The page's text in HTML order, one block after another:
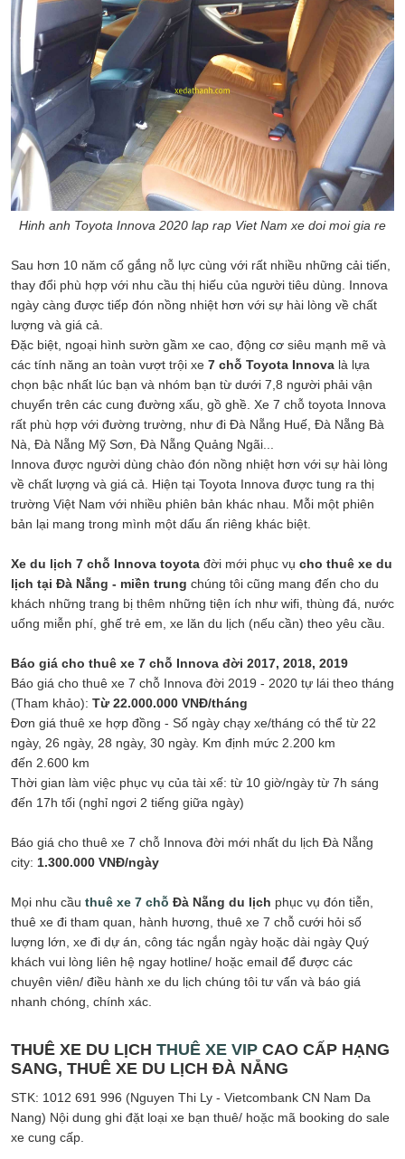
Hinh anh Toyota Innova 2020 lap rap Viet Nam xe doi moi gia re
Sau hơn 10 năm cố gắng nỗ lực cùng với rất nhiều những cải tiến,
thay đổi phù hợp với nhu cầu thị hiếu của người tiêu dùng. Innova
ngày càng được tiếp đón nồng nhiệt hơn với sự hài lòng về chất
lượng và giá cả.
Đặc biệt, ngoại hình sườn gầm xe cao, động cơ siêu mạnh mẽ và
các tính năng an toàn vượt trội xe 7 chỗ Toyota Innova là lựa
chọn bậc nhất lúc bạn và nhóm bạn từ dưới 7,8 người phải vận
chuyển trên các cung đường xấu, gồ ghề. Xe 7 chỗ toyota Innova
rất phù hợp với đường trường, như đi Đà Nẵng Huế, Đà Nẵng Bà
Nà, Đà Nẵng Mỹ Sơn, Đà Nẵng Quảng Ngãi...
Innova được người dùng chào đón nồng nhiệt hơn với sự hài lòng
về chất lượng và giá cả. Hiện tại Toyota Innova được tung ra thị
trường Việt Nam với nhiều phiên bản khác nhau. Mỗi một phiên
bản lại mang trong mình một dấu ấn riêng khác biệt.
Xe du lịch 7 chỗ Innova toyota đời mới phục vụ cho thuê xe du
lịch tại Đà Nẵng - miền trung chúng tôi cũng mang đến cho du
khách những trang bị thêm những tiện ích như wifi, thùng đá, nước
uống miễn phí, ghế trẻ em, xe lăn du lịch (nếu cần) theo yêu cầu.
Báo giá cho thuê xe 7 chỗ Innova đời 2017, 2018, 2019
Báo giá cho thuê xe 7 chỗ Innova đời 2019 - 2020 tự lái theo tháng
(Tham khảo): Từ 22.000.000 VNĐ/tháng
Đơn giá thuê xe hợp đồng - Số ngày chạy xe/tháng có thể từ 22
ngày, 26 ngày, 28 ngày, 30 ngày. Km định mức 2.200 km
đến 2.600 km
Thời gian làm việc phục vụ của tài xế: từ 10 giờ/ngày từ 7h sáng
đến 17h tối (nghỉ ngơi 2 tiếng giữa ngày)
Báo giá cho thuê xe 7 chỗ Innova đời mới nhất du lịch Đà Nẵng
city: 1.300.000 VNĐ/ngày
Mọi nhu cầu thuê xe 7 chỗ Đà Nẵng du lịch phục vụ đón tiễn,
thuê xe đi tham quan, hành hương, thuê xe 7 chỗ cưới hỏi số
lượng lớn, xe đi dự án, công tác ngắn ngày hoặc dài ngày Quý
khách vui lòng liên hệ ngay hotline/ hoặc email để được các
chuyên viên/ điều hành xe du lịch chúng tôi tư vấn và báo giá
nhanh chóng, chính xác.
THUÊ XE DU LỊCH THUÊ XE VIP CAO CẤP HẠNG
SANG, THUÊ XE DU LỊCH ĐÀ NẴNG
STK: 1012 691 996 (Nguyen Thi Ly - Vietcombank CN Nam Da
Nang) Nội dung ghi đặt loại xe bạn thuê/ hoặc mã booking do sale
xe cung cấp.